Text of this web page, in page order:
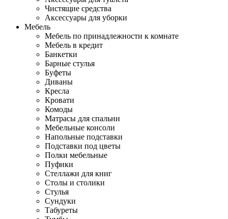
Чистящие средства
Аксессуары для уборки
Мебель
Мебель по принадлежности к комнате
Мебель в кредит
Банкетки
Барные стулья
Буфеты
Диваны
Кресла
Кровати
Комоды
Матрасы для спальни
Мебельные консоли
Напольные подставки
Подставки под цветы
Полки мебельные
Пуфики
Стеллажи для книг
Столы и столики
Стулья
Сундуки
Табуреты